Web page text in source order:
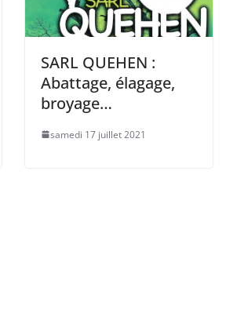
SARL QUEHEN :
Abattage, élagage,
broyage…
samedi 17 juillet 2021